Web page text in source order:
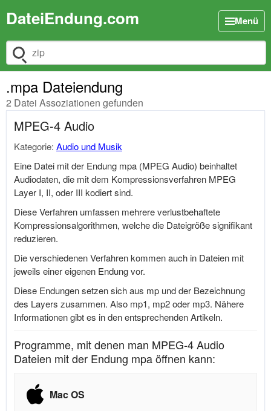
DateiEndung.com Menü
Dateiendung suchen
.mpa Dateiendung
2 Datei Assoziationen gefunden
MPEG-4 Audio
Kategorie: Audio und Musik
Eine Datei mit der Endung mpa (MPEG Audio) beinhaltet
Audiodaten, die mit dem Kompressionsverfahren MPEG
Layer I, II, oder III kodiert sind.
Diese Verfahren umfassen mehrere verlustbehaftete
Kompressionsalgorithmen, welche die Dateigröße signifikant
reduzieren.
Die verschiedenen Verfahren kommen auch in Dateien mit
jeweils einer eigenen Endung vor.
Diese Endungen setzen sich aus mp und der Bezeichnung
des Layers zusammen. Also mp1, mp2 oder mp3. Nähere
Informationen gibt es in den entsprechenden Artikeln.
Programme, mit denen man MPEG-4 Audio
Dateien mit der Endung mpa öffnen kann:
Mac OS